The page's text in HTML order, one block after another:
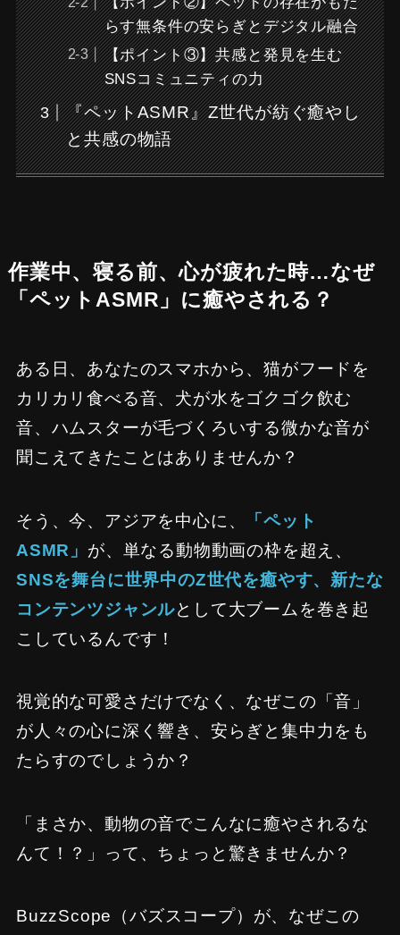
らす無条件の安らぎとデジタル融合
【ポイント③】共感と発見を生む
SNSコミュニティの力
『ペットASMR』Z世代が紡ぐ癒やし
と共感の物語
作業中、寝る前、心が疲れた時…なぜ
「ペットASMR」に癒やされる？
ある日、あなたのスマホから、猫がフードを
カリカリ食べる音、犬が水をゴクゴク飲む
音、ハムスターが毛づくろいする微かな音が
聞こえてきたことはありませんか？
そう、今、アジアを中心に、
「ペット
ASMR」 が、単なる動物動画の枠を超え、
SNSを舞台に世界中のZ世代を癒やす、新たな
コンテンツジャンルとして大ブームを巻き起
こしているんです！
視覚的な可愛さだけでなく、なぜこの「音」
が人々の心に深く響き、安らぎと集中力をも
たらすのでしょうか？
「まさか、動物の音でこんなに癒やされるな
んて！？」って、ちょっと驚きませんか？
BuzzScope（バズスコープ）が、なぜこの